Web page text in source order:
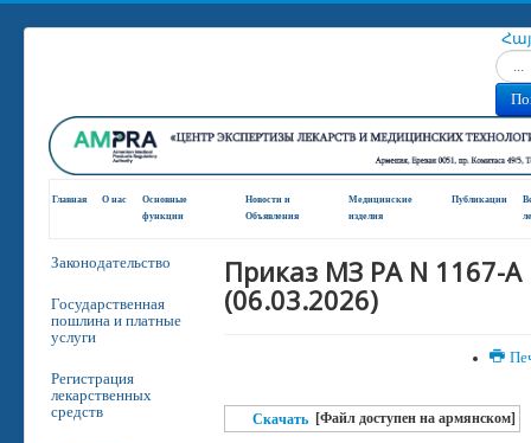
Главная О нас
Основные
функции
Новости и
Oбъявления
Медицинские
изделия
Публикации
Законодательство
Государственная
пошлина и платные
услуги
Регистрация
лекарственных
средств
Приказ МЗ РА N 1167-A
(06.03.2026)
Скачать [Файл доступен на армянском]